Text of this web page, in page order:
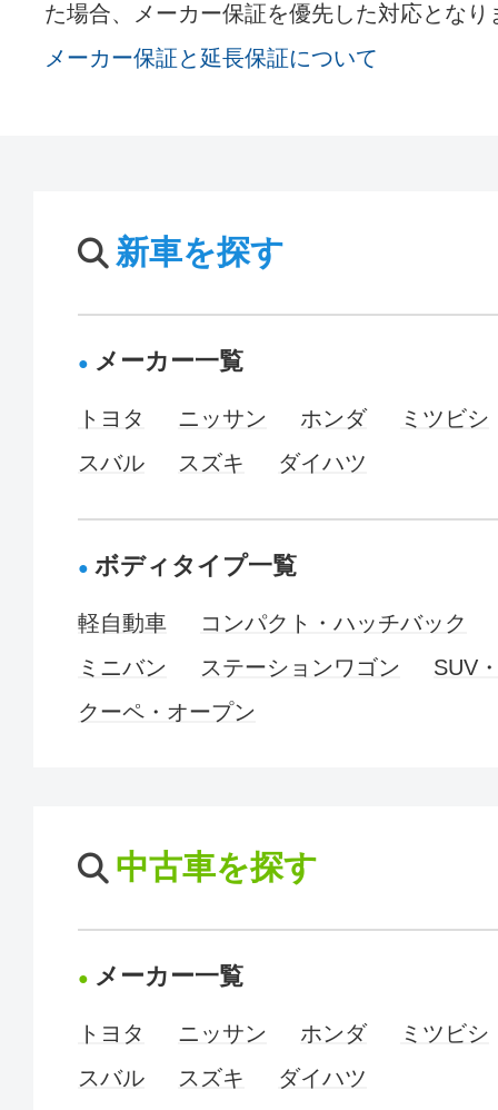
た場合、メーカー保証を優先した対応となり
メーカー保証と延長保証について
新車を探す
メーカー一覧
トヨタ ニッサン ホンダ
ミツビシ
スバル
スズキ ダイハツ
ボディタイプ一覧
軽自動車
コンパクト・ハッチバック
ミニバン
ステーションワゴン
SUV
クーペ・オープン
中古車を探す
メーカー一覧
トヨタ ニッサン ホンダ
ミツビシ
スバル
スズキ ダイハツ